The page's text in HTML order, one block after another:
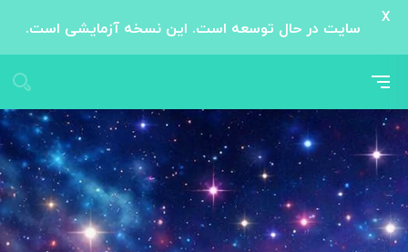
سایت در حال توسعه است. این نسخه آزمایشی است.
X